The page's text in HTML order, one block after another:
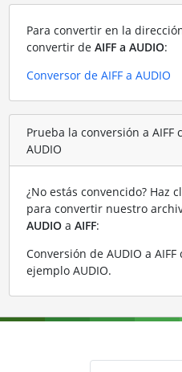
Para convertir en la
convertir de AIFF a AUDIO:
Conversor de AIFF a AUDIO
Prueba la conversión a
AUDIO
¿No estás convencido? Haz
para convertir nuestro
AUDIOa AIFF:
Conversión de AUDIO a
ejemplo AUDIO.